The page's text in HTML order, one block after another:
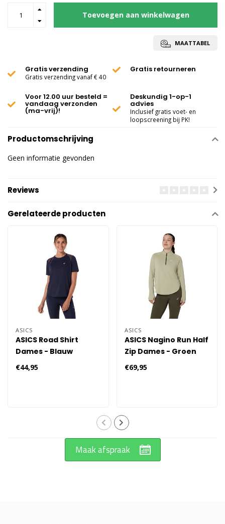
Toevoegen aan winkelwagen
MAATTABEL
Gratis verzending
Gratis verzending vanaf € 40
Gratis retourneren
Voor 12.00 uur besteld =
vandaag verzonden
(ma-vrij)!
Deskundig 1-op-1
advies
Inclusief gratis voet- en
loopscreening bij PK!
Productomschrijving
Geen informatie gevonden
Reviews
Gerelateerde producten
ASICS
ASICS Road Shirt
Dames - Blauw
€44,95
ASICS
ASICS Nagino Run Half
Zip Dames - Groen
€69,95
Maak afspraak